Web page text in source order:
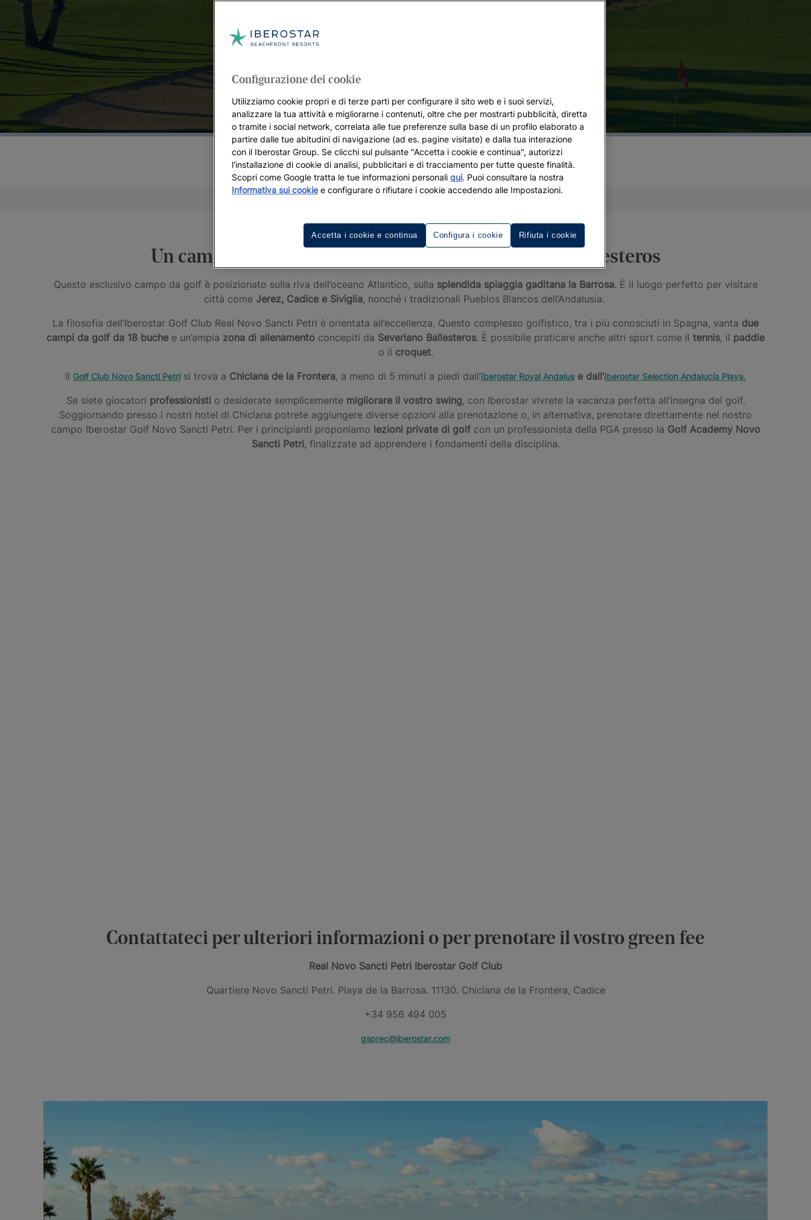
Un campo da golf a Cadice progettato da Severiano Ballesteros
Questo esclusivo campo da golf è posizionato sulla riva dell’oceano Atlantico, sulla splendida spiaggia gaditana la Barrosa. È il luogo perfetto per visitare
città come Jerez, Cadice e Siviglia, nonché i tradizionali Pueblos Blancos dell’Andalusia.
La filosofia dell’Iberostar Golf Club Real Novo Sancti Petri è orientata all’eccellenza. Questo complesso golfistico, tra i più conosciuti in Spagna, vanta due
campi da golf da 18 buche e un’ampia zona di allenamento concepiti da Severiano Ballesteros. È possibile praticare anche altri sport come il tennis, il paddle
o il croquet.
Il Golf Club Novo Sancti Petri si trova a Chiclana de la Frontera, a meno di 5 minuti a piedi dall’Iberostar Royal Andalus e dall’Iberostar Selection Andalucía Playa.
Se siete giocatori professionistio desiderate semplicemente migliorare il vostro swing, con Iberostar vivrete la vacanza perfetta all’insegna del golf.
Soggiornando presso i nostri hotel di Chiclana potrete aggiungere diverse opzioni alla prenotazione o, in alternativa, prenotare direttamente nel nostro
campo Iberostar Golf Novo Sancti Petri. Per i principianti proponiamo lezioni private di golfcon un professionista della PGA presso la Golf Academy Novo
Sancti Petri, finalizzate ad apprendere i fondamenti della disciplina.
Contattateci per ulteriori informazioni o per prenotare il vostro green fee
Real Novo Sancti Petri Iberostar Golf Club
Quartiere Novo Sancti Petri. Playa de la Barrosa. 11130. Chiclana de la Frontera, Cadice
+34 956 494 005
gsprec@iberostar.com
Configurazione dei cookie
Utilizziamo cookie propri e di terze parti per configurare il sito web e i suoi servizi,
analizzare la tua attività e migliorarne i contenuti, oltre che per mostrarti pubblicità, diretta
o tramite i social network, correlata alle tue preferenze sulla base di un profilo elaborato a
partire dalle tue abitudini di navigazione (ad es. pagine visitate) e dalla tua interazione
con il Iberostar Group. Se clicchi sul pulsante "Accetta i cookie e continua", autorizzi
l'installazione di cookie di analisi, pubblicitari e di tracciamento per tutte queste finalità.
Scopri come Google tratta le tue informazioni personali qui. Puoi consultare la nostra
Informativa sui cookie e configurare o rifiutare i cookie accedendo alle Impostazioni.
Configura i cookie Rifiuta i cookie
Accetta i cookie e continua